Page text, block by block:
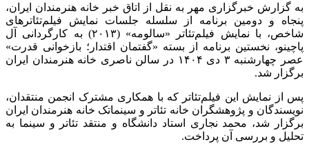
به گزارش خبرگزاری مهر به نقل از اتاق خبر خانه هنرمندان ایران،
پنجاه و دومین برنامه از سلسله جلسات نمایش فیلم‌تئاترهای
شاخص، با نمایش فیلم‌تئاتر «سالومه» (۲۰۱۳) به کارگردانی آل
پاچینو، نخستین برنامه از بسته‌ «گفتمان اقتدار؛ بازخوانی قدرت»
عصر چهارشنبه ۳ دی ۱۴۰۴ در سالن ناصری خانه هنرمندان ایران
برگزار شد.
پس از نمایش این فیلم‌تئاتر که با همکاری مشترک انجمن منتقدان،
نویسندگان و پژوهشگران خانه تئاتر و سینماتک خانه هنرمندان ایران
برگزار شد، محمد نجاری استاد دانشگاه و منتقد تئاتر و سینما به
تحلیل و بررسی آن پرداخت.